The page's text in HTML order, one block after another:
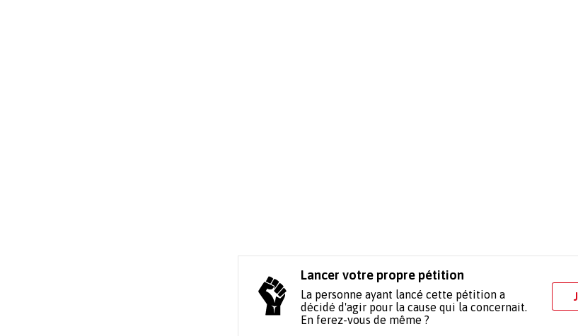
Lancer votre propre pétition
La personne ayant lancé cette pétition a
décidé d'agir pour la cause qui la concernait.
En ferez-vous de même ?